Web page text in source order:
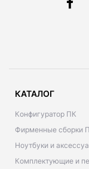
КАТАЛОГ
Конфигуратор ПК
Фирменные сборки
Ноутбуки и
Комплектующие и